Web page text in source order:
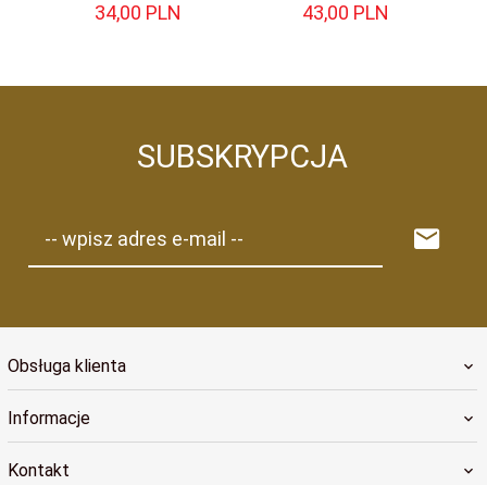
34,00 PLN 43,00 PLN
SUBSKRYPCJA
-- wpisz adres e-mail --
Obsługa klienta
Informacje
Kontakt